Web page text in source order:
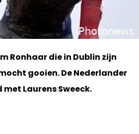
Ronhaar die in Dublin zijn
gooien. De Nederlander
Laurens Sweeck.